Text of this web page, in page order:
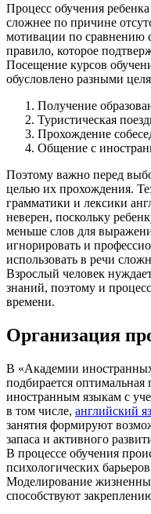
Процесс обучения
сложнее по причине
мотивации по сравнению
правило, которое
Посещение курсов
обусловлено разными
Получение
Туристическая
Прохождение
Общение с
Поэтому важно перед
целью их прохождения.
грамматики и лексики
неверен, поскольку
меньше слов для
игнорировать и
использовать в речи
Взрослый человек
знаний, поэтому и
времени.
Организация
В «Академии
подбирается
иностранным языкам с
в том числе, английский
занятия формируют
запаса и активного
В процессе обучения
психологических
Моделирование
способствуют